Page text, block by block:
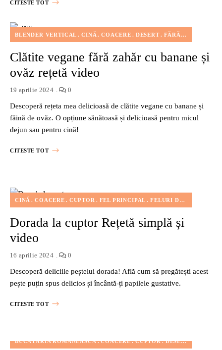
CITESTE TOT
BLENDER VERTICAL CINĂ COACERE DESERT FĂRĂ LACTATE
Clătite vegane fără zahăr cu banane și
ovăz rețetă video
19 aprilie 2024 0
Descoperă rețeta mea delicioasă de clătite vegane cu banane și
făină de ovăz. O opțiune sănătoasă și delicioasă pentru micul
dejun sau pentru cină!
CITESTE TOT
CINĂ COACERE CUPTOR FEL PRINCIPAL FELURI DE MÂNCARE
Dorada la cuptor Rețetă simplă și
video
16 aprilie 2024 0
Descoperă deliciile peștelui dorada! Află cum să pregătești acest
pește puțin spus delicios și încântă-ți papilele gustative.
CITESTE TOT
BUCĂTĂRIA ROMÂNEASCĂ COACERE CUPTOR DESERT